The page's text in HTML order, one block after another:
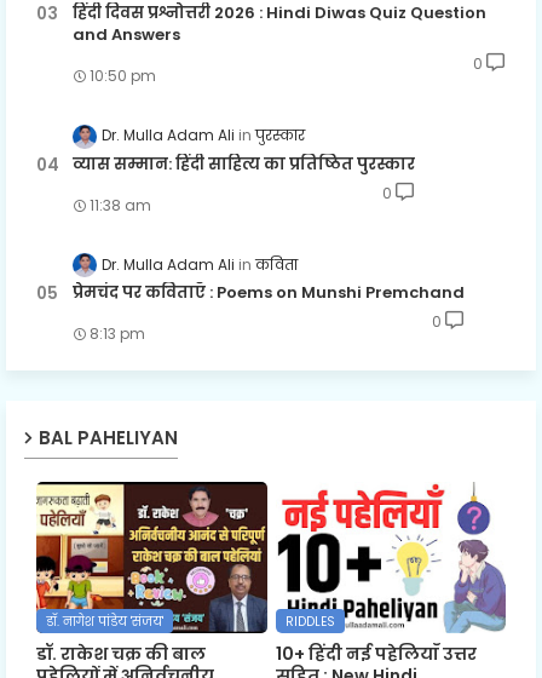
हिंदी दिवस प्रश्नोत्तरी 2026 : Hindi Diwas Quiz Question
and Answers
10:50 pm
0
Dr. Mulla Adam Ali पुरस्कार
व्यास सम्मान: हिंदी साहित्य का प्रतिष्ठित पुरस्कार
11:38 am
0
Dr. Mulla Adam Ali कविता
प्रेमचंद पर कविताएँ : Poems on Munshi Premchand
8:13 pm
0
BAL PAHELIYAN
डॉ. नागेश पांडेय 'संजय'
डॉ. राकेश चक्र की बाल
RIDDLES
10+ हिंदी नई पहेलियाँ उत्तर